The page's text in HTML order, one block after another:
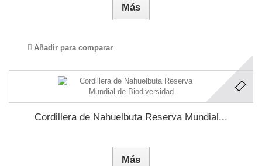
Más
Añadir para comparar
Cordillera de Nahuelbuta Reserva Mundial...
Más